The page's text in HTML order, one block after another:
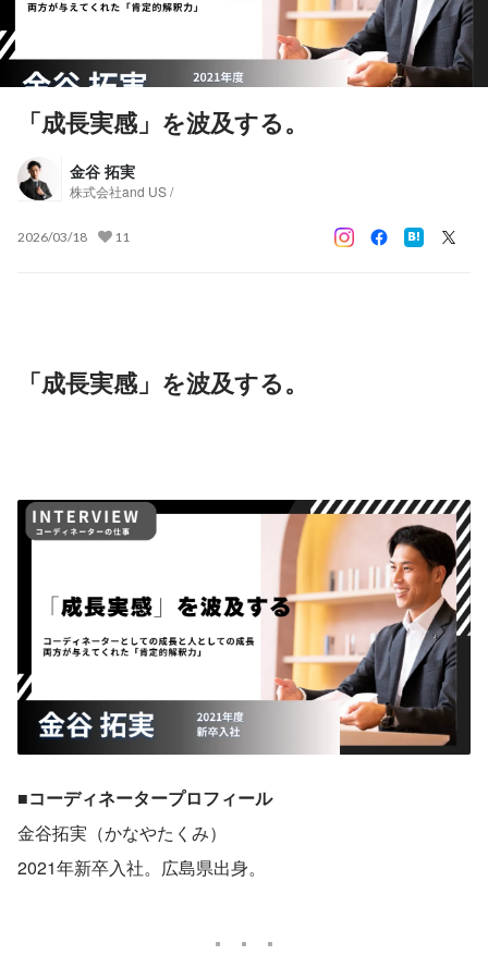
「成長実感」を波及する。
金谷 拓実
株式会社and US /
2026/03/18 11
「成長実感」を波及する。
■コーディネータープロフィール
金谷拓実（かなやたくみ）
2021年新卒入社。広島県出身。